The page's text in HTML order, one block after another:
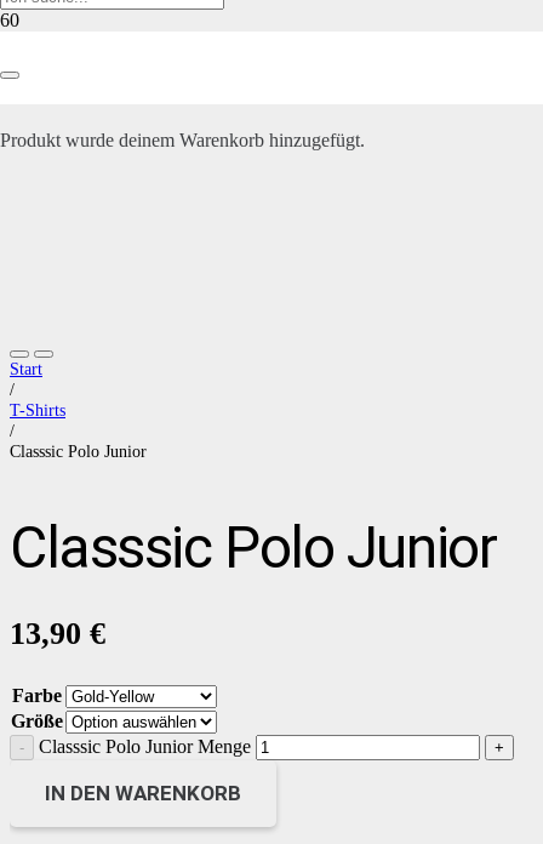
Produkt wurde deinem Warenkorb hinzugefügt.
Start
/
T-Shirts
/
Classsic Polo Junior
Classsic Polo Junior
13,90 €
Farbe
Größe
Classsic Polo Junior Menge
IN DEN WARENKORB